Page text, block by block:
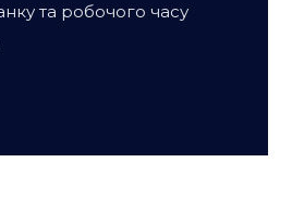
та робочого часу